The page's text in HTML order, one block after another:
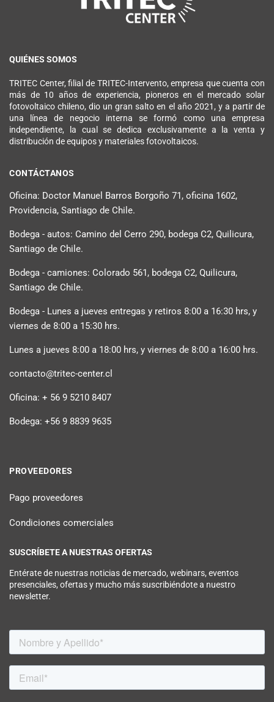
QUIÉNES SOMOS
TRITEC Center, filial de TRITEC-Intervento, empresa que cuenta con
más de 10 años de experiencia, pioneros en el mercado solar
fotovoltaico chileno, dio un gran salto en el año 2021, y a partir de
una línea de negocio interna se formó como una empresa
independiente, la cual se dedica exclusivamente a la venta y
distribución de equipos y materiales fotovoltaicos.
CONTÁCTANOS
Oficina: Doctor Manuel Barros Borgoño 71, oficina 1602,
Providencia, Santiago de Chile.
Bodega - autos: Camino del Cerro 290, bodega C2, Quilicura,
Santiago de Chile.
Bodega - camiones: Colorado 561, bodega C2, Quilicura,
Santiago de Chile.
Bodega - Lunes a jueves entregas y retiros 8:00 a 16:30 hrs, y
viernes de 8:00 a 15:30 hrs.
Lunes a jueves 8:00 a 18:00 hrs, y viernes de 8:00 a 16:00 hrs.
contacto@tritec-center.cl
Oficina: + 56 9 5210 8407
Bodega: +56 9 8839 9635
PROVEEDORES
Pago proveedores
Condiciones comerciales
SUSCRÍBETE A NUESTRAS OFERTAS
Entérate de nuestras noticias de mercado, webinars, eventos
presenciales, ofertas y mucho más suscribiéndote a nuestro
newsletter.